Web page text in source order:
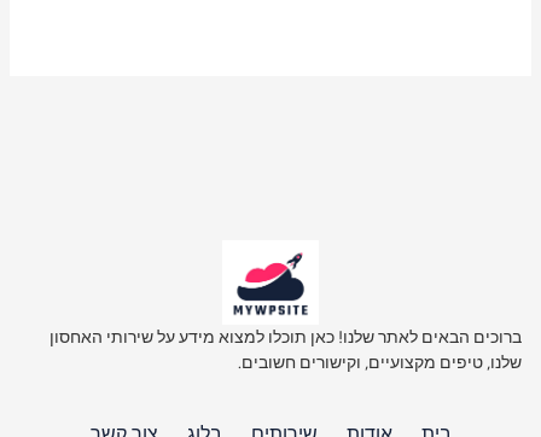
ברוכים הבאים לאתר שלנו! כאן תוכלו למצוא מידע על שירותי האחסון
שלנו, טיפים מקצועיים, וקישורים חשובים.